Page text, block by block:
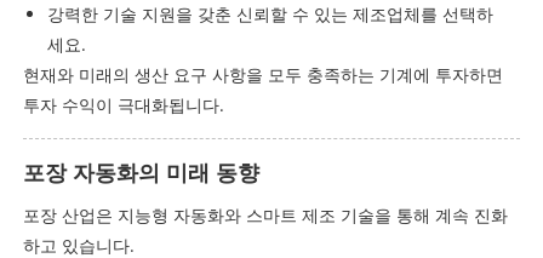
강력한 기술 지원을 갖춘 신뢰할 수 있는 제조업체를 선택하
세요.
현재와 ​​미래의 생산 요구 사항을 모두 충족하는 기계에 투자하면
투자 수익이 극대화됩니다.
포장 자동화의 미래 동향
포장 산업은 지능형 자동화와 스마트 제조 기술을 통해 계속 진화
하고 있습니다.